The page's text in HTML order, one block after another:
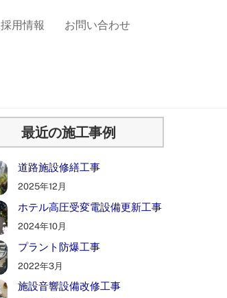
採用情報 お問い合わせ
最近の施工事例
道路施設修繕工事
2025年12月
ホテル高圧受変電設備更新工事
2024年10月
プラント防爆工事
2022年3月
施設音響設備改修工事